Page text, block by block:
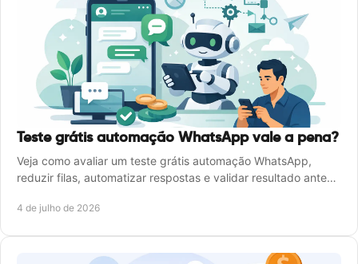
Teste grátis automação WhatsApp vale a pena?
Veja como avaliar um teste grátis automação WhatsApp,
reduzir filas, automatizar respostas e validar resultado antes
4 de julho de 2026